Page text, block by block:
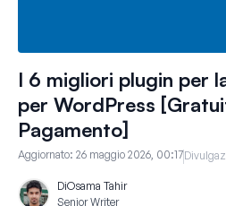
I 6 migliori plugin per
per WordPress
Pagamento]
Aggiornato: 26 maggio 2026, 00:17
DiOsama Tahir
Senior Writer